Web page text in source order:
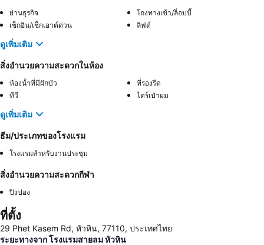
ย่านธุรกิจ
โถงทางเข้า/ล็อบบี้
เช็กอิน/เช็กเอาต์ด่วน
ลิฟต์
ดูเพิ่มเติม
สิ่งอำนวยความสะดวกในห้อง
ห้องน้ำที่มีฝักบัว
ที่รองรีด
ทีวี
ไดร์เป่าผม
ดูเพิ่มเติม
ธีม/ประเภทของโรงแรม
โรงแรมสำหรับงานประชุม
สิ่งอำนวยความสะดวกกีฬา
ปิงปอง
ที่ตั้ง
29 Phet Kasem Rd, หัวหิน, 77110, ประเทศไทย
ระยะทางจาก โรงแรมสายลม หัวหิน